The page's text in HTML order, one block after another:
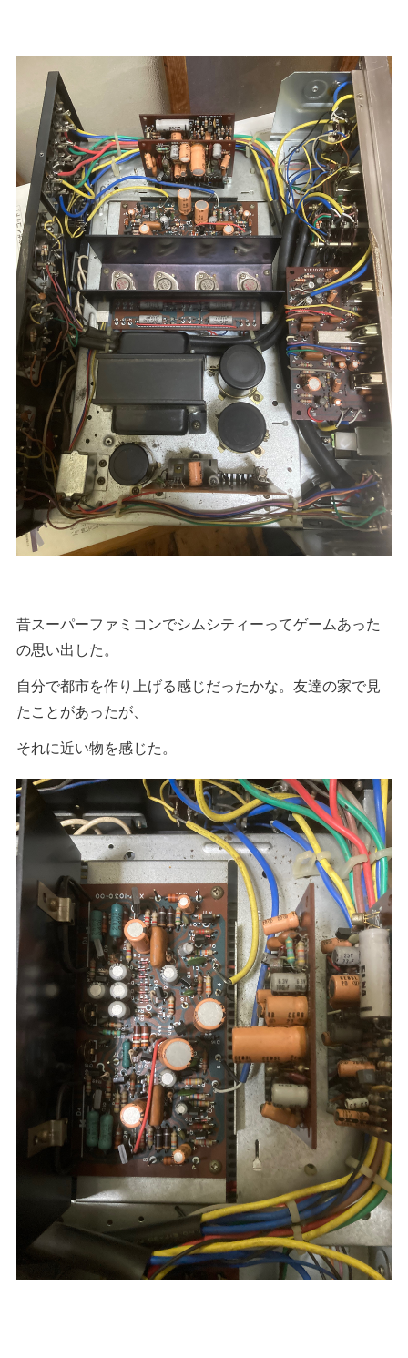
昔スーパーファミコンでシムシティーってゲームあった
の思い出した。
自分で都市を作り上げる感じだったかな。友達の家で見
たことがあったが、
それに近い物を感じた。